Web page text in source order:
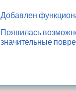
Добавлен
Появилась
значительные